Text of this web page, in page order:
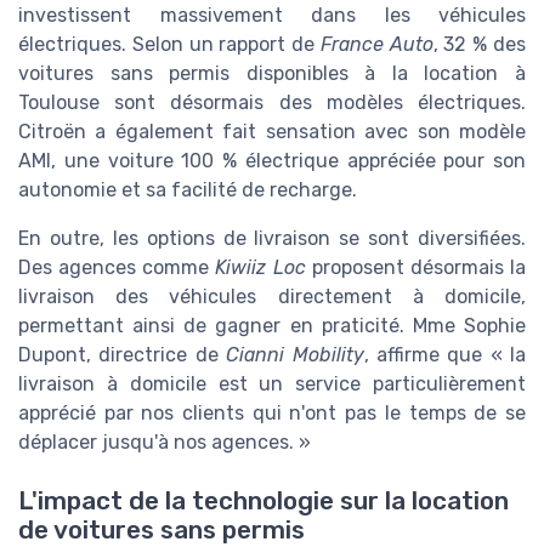
investissent massivement dans les véhicules
électriques. Selon un rapport de France Auto, 32 % des
voitures sans permis disponibles à la location à
Toulouse sont désormais des modèles électriques.
Citroën a également fait sensation avec son modèle
AMI, une voiture 100 % électrique appréciée pour son
autonomie et sa facilité de recharge.
En outre, les options de livraison se sont diversifiées.
Des agences commeKiwiiz Locproposent désormais la
livraison des véhicules directement à domicile,
permettant ainsi de gagner en praticité. Mme Sophie
Dupont, directrice deCianni Mobility, affirme que « la
livraison à domicile est un service particulièrement
apprécié par nos clients qui n'ont pas le temps de se
déplacer jusqu'à nos agences. »
L'impact de la technologie sur la location
de voitures sans permis